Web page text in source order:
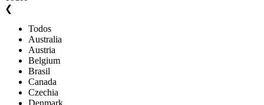
❮
Todos
Australia
Austria
Belgium
Brasil
Canada
Czechia
Denmark